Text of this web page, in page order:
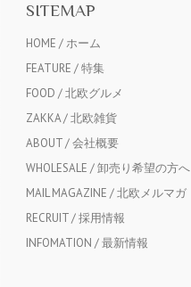
SITEMAP
HOME / ホーム
FEATURE / 特集
FOOD / 北欧グルメ
ZAKKA / 北欧雑貨
ABOUT / 会社概要
WHOLESALE / 卸売り希望の方へ
MAIL MAGAZINE / 北欧メルマガ
RECRUIT / 採用情報
INFOMATION / 最新情報